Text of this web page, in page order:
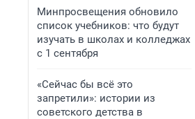
Минпросвещения обновило
список учебников: что будут
изучать в школах и колледжах
с 1 сентября
«Сейчас бы всё это
запретили»: истории из
советского детства в